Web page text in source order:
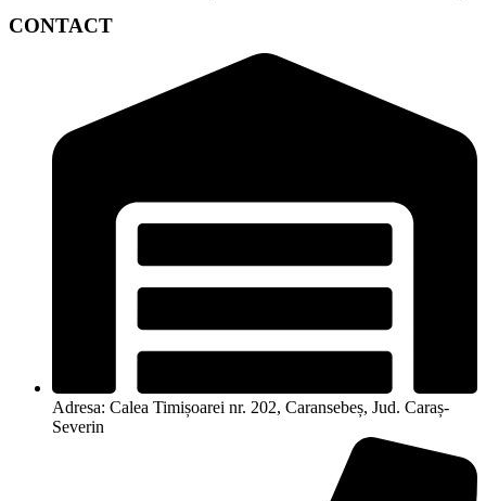
CONTACT
Adresa: Calea Timișoarei nr. 202, Caransebeș, Jud. Caraș-
Severin